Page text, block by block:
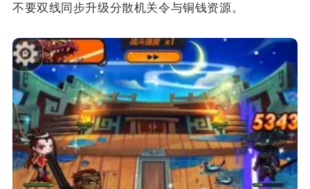
不要双线同步升级分散机关令与铜钱资源。